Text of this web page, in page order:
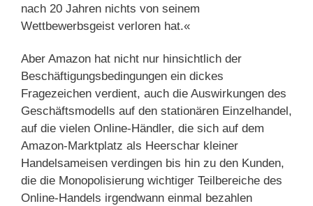
nach 20 Jahren nichts von seinem
Wettbewerbsgeist verloren hat.«
Aber Amazon hat nicht nur hinsichtlich der
Beschäftigungsbedingungen ein dickes
Fragezeichen verdient, auch die Auswirkungen des
Geschäftsmodells auf den stationären Einzelhandel,
auf die vielen Online-Händler, die sich auf dem
Amazon-Marktplatz als Heerschar kleiner
Handelsameisen verdingen bis hin zu den Kunden,
die die Monopolisierung wichtiger Teilbereiche des
Online-Handels irgendwann einmal bezahlen